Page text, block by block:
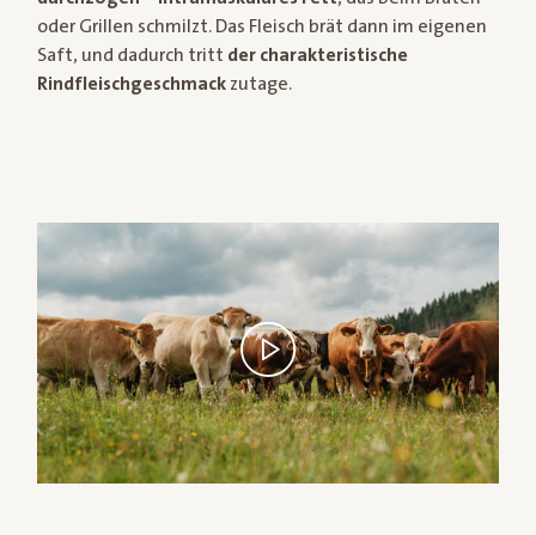
oder Grillen schmilzt. Das Fleisch brät dann im eigenen
Saft, und dadurch tritt der charakteristische
Rindfleischgeschmack zutage.